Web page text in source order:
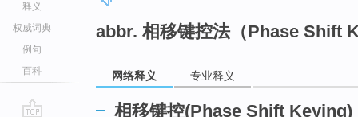
释义
权威词典
例句
百科
abbr. 相移键控法（Phase Shift
网络释义 专业释义
相移键控(Phase Shift Keying)